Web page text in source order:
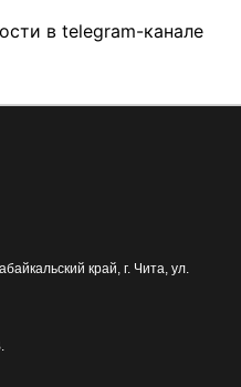
в telegram-канале
край, г. Чита, ул.